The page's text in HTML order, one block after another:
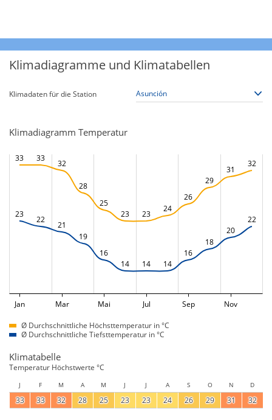
Klimadiagramme und Klimatabellen
Klimadaten für die Station
Klimadiagramm Temperatur
33 33
32
28
25
23
23
24
26
29
31
32
23
22
21
19
16
14
14 14
16
18
20
22
Jan Mar Mai Jul Sep Nov
Ø Durchschnittliche Höchsttemperatur in °C
Ø Durchschnittliche Tiefsttemperatur in °C
Klimatabelle
Temperatur Höchstwerte °C
J F M A M J J A S O N D
33 33 32 28 25 23 23 24 26 29 31 32